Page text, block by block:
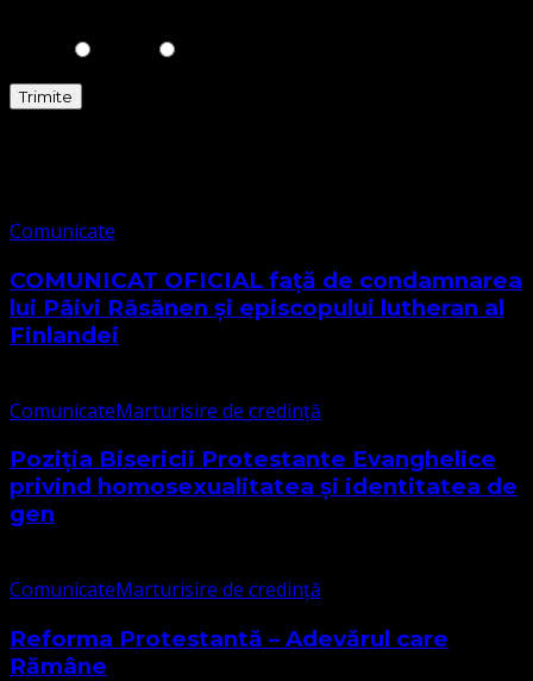
Comunicate
COMUNICAT OFICIAL față de condamnarea
lui Päivi Räsänen și episcopului lutheran al
Finlandei
ComunicateMarturisire de credință
Poziția Bisericii Protestante Evanghelice
privind homosexualitatea și identitatea de
gen
ComunicateMarturisire de credință
Reforma Protestantă – Adevărul care
Rămâne